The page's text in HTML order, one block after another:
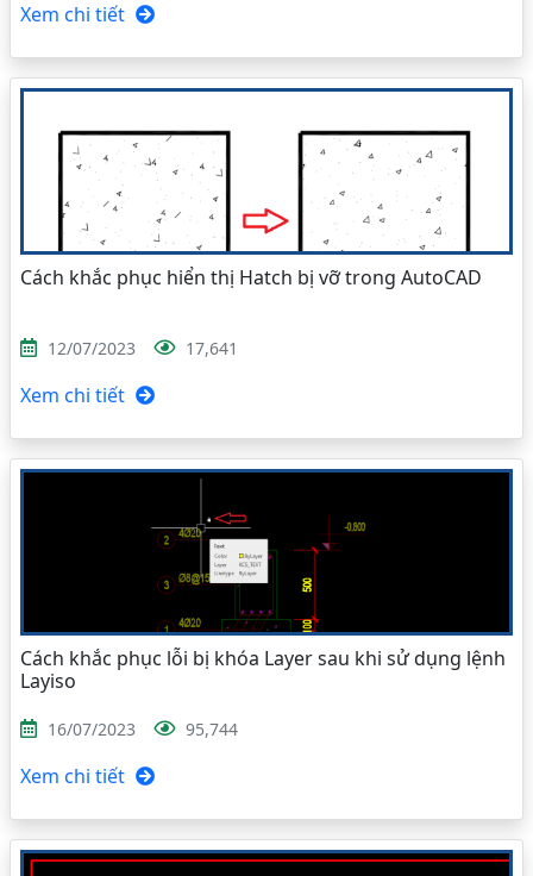
Xem chi tiết
Cách khắc phục hiển thị Hatch bị vỡ trong AutoCAD
12/07/2023 17,641
Xem chi tiết
Cách khắc phục lỗi bị khóa Layer sau khi sử dụng lệnh
Layiso
16/07/2023 95,744
Xem chi tiết